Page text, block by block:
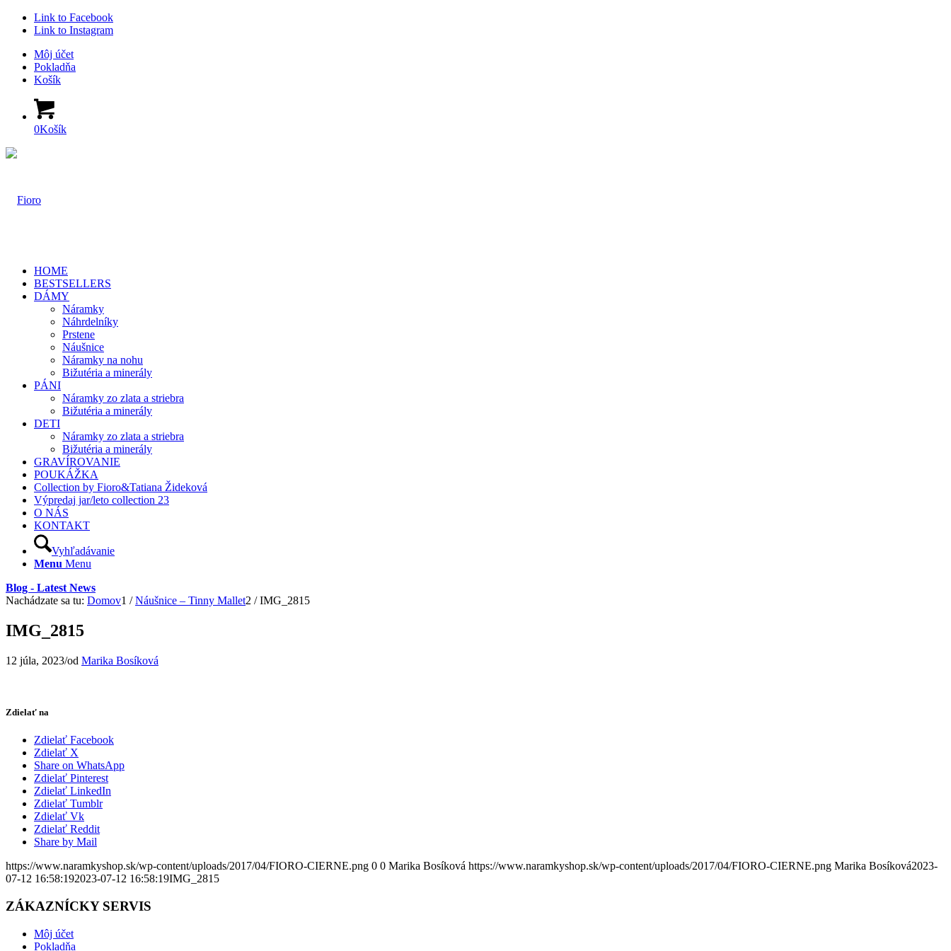
Link to Facebook
Link to Instagram
Môj účet
Pokladňa
Košík
0Košík
HOME
BESTSELLERS
DÁMY
Náramky
Náhrdelníky
Prstene
Náušnice
Náramky na nohu
Bižutéria a minerály
PÁNI
Náramky zo zlata a striebra
Bižutéria a minerály
DETI
Náramky zo zlata a striebra
Bižutéria a minerály
GRAVÍROVANIE
POUKÁŽKA
Collection by Fioro&Tatiana Žideková
Výpredaj jar/leto collection 23
O NÁS
KONTAKT
Vyhľadávanie
Menu Menu
Blog - Latest News
Nachádzate sa tu: Domov1 / Náušnice – Tinny Mallet2 / IMG_2815
IMG_2815
12 júla, 2023/od Marika Bosíková
Zdielať na
Zdielať Facebook
Zdielať X
Share on WhatsApp
Zdielať Pinterest
Zdielať LinkedIn
Zdielať Tumblr
Zdielať Vk
Zdielať Reddit
Share by Mail
https://www.naramkyshop.sk/wp-content/uploads/2017/04/FIORO-CIERNE.png 0 0 Marika Bosíková https://www.naramkyshop.sk/wp-content/uploads/2017/04/FIORO-CIERNE.png Marika Bosíková2023-
07-12 16:58:192023-07-12 16:58:19IMG_2815
ZÁKAZNÍCKY SERVIS
Môj účet
Pokladňa